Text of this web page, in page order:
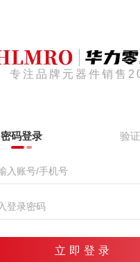
专注品牌元器件销售
密码登录 验
立即登录